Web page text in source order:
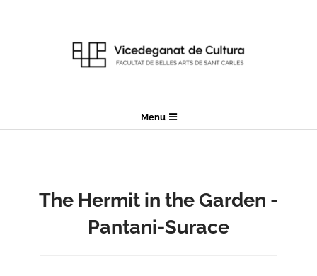
Navigation
Menu
The Hermit in the Garden -
Pantani-Surace